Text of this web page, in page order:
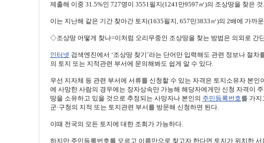
제출해 이중 31.5%인 727명이 3551필지(1241만9597㎡)의 조상땅을 찾은
이는 지난해 같은 기간 찾아간 토지(1635필지, 657만3833㎡)의 2배에 가까
◇조상땅 어떻게 찾나=이처럼 오리무중인 조상땅을 찾는 방법은 의외로 간
인터넷 검색엔진에서 ‘조상땅 찾기’라는 단어만 입력해도 관련 정보나 절차
의 토지 또는 지적관련 부서에 문의해봐도 쉽게 알 수 있다.
우선 지자체 등 관련 부서에 서류를 신청할 수 있는 자격은 토지소유자 본
에 사망한 사람의 경우에는 장자상속만 가능해 해당자에게만 신청 자격이
땅을 소유하고 있을 것으로 추정되는 사망자나 본인의 주민등록번호를 가지
군·구청의 지적 또는 토지관련 부서를 방문해 신청하면 된다.
이때 전국의 모든 토지에 대한 조회가 가능하다.
하지만 주민등록번호를 모르고 이름만으로 찾고자 한다면 토지가 위치한 서